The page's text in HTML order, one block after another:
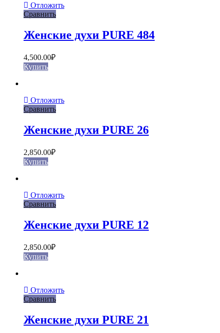
Отложить
Сравнить
Женские духи PURE 484
4,500.00₽
Купить
Отложить
Сравнить
Женские духи PURE 26
2,850.00₽
Купить
Отложить
Сравнить
Женские духи PURE 12
2,850.00₽
Купить
Отложить
Сравнить
Женские духи PURE 21